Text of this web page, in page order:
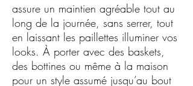
assure un maintien agréable tout au
long de la journée, sans serrer, tout
en laissant les paillettes illuminer vos
looks. À porter avec des baskets,
des bottines ou même à la maison
pour un style assumé jusqu’au bout